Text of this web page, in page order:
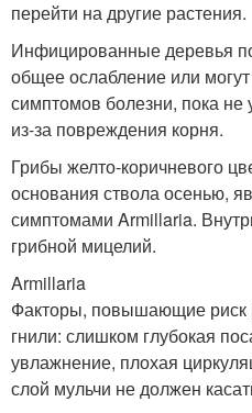
перейти на другие растения.
Инфицированные деревья
общее ослабление или
симптомов болезни, пока не
из-за повреждения корня.
Грибы желто-коричневого
основания ствола осенью,
симптомами Armillaria.
грибной мицелий.
Armillaria
Факторы, повышающие риск
гнили: слишком глубокая
увлажнение, плохая
слой мульчи не должен